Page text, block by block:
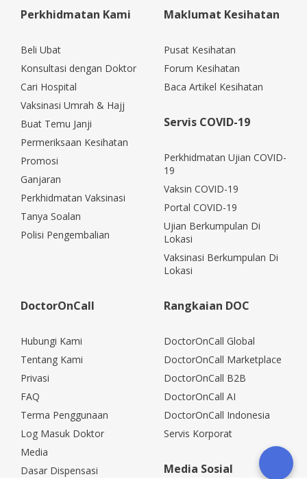
Perkhidmatan Kami
Beli Ubat
Konsultasi dengan Doktor
Cari Hospital
Vaksinasi Umrah & Hajj
Buat Temu Janji
Permeriksaan Kesihatan
Promosi
Ganjaran
Perkhidmatan Vaksinasi
Tanya Soalan
Polisi Pengembalian
Maklumat Kesihatan
Pusat Kesihatan
Forum Kesihatan
Baca Artikel Kesihatan
Servis COVID-19
Perkhidmatan Ujian COVID-
19
Vaksin COVID-19
Portal COVID-19
Ujian Berkumpulan Di
Lokasi
Vaksinasi Berkumpulan Di
Lokasi
DoctorOnCall
Hubungi Kami
Tentang Kami
Privasi
FAQ
Terma Penggunaan
Log Masuk Doktor
Media
Dasar Dispensasi
Rangkaian DOC
DoctorOnCall Global
DoctorOnCall Marketplace
DoctorOnCall B2B
DoctorOnCall AI
DoctorOnCall Indonesia
Servis Korporat
Media Sosial